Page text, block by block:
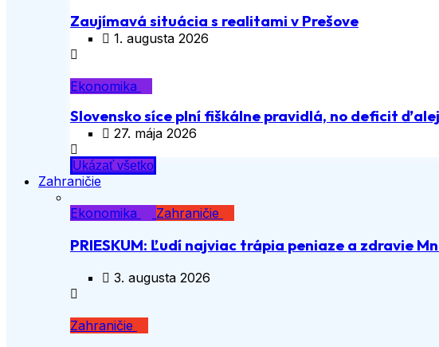
Zaujímavá situácia s realitami v Prešove
1. augusta 2026
Ekonomika
Slovensko síce plní fiškálne pravidlá, no deficit
27. mája 2026
Ukázať všetko
Zahraničie
Ekonomika
Zahraničie
PRIESKUM: Ľudí najviac trápia peniaze a zdravie
3. augusta 2026
Zahraničie